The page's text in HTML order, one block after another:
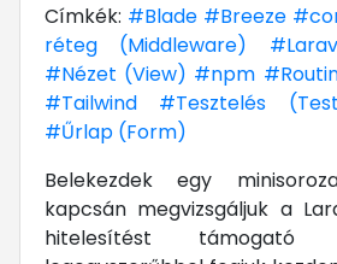
Címkék: #Blade #Breeze
réteg (Middleware)
#Nézet (View) #npm
#Tailwind
#Tesztelés
#Űrlap (Form)
Belekezdek egy
kapcsán megvizsgáljuk a
hitelesítést támogató